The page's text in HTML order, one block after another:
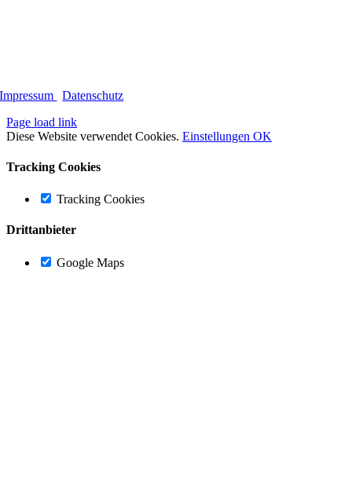
Impressum
Datenschutz
Page load link
Diese Website verwendet Cookies. Einstellungen OK
Tracking Cookies
Tracking Cookies
Drittanbieter
Google Maps